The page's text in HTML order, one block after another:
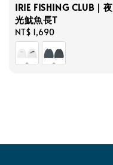
IRIE FISHING CLUB｜夜
光魷魚長T
Regular
price
NT$ 1,690